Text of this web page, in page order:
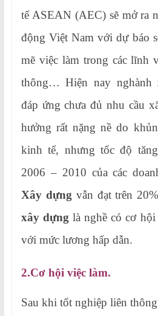
tế ASEAN (AEC) sẽ mở ra
động Việt Nam với dự báo
mẽ việc làm trong các lĩnh
thông… Hiện nay nghành
đáp ứng chưa đủ nhu cầu
hưởng rất nặng nề do
kinh tế, nhưng tốc độ
2006 – 2010 của các
Xây dựng vẫn đạt trên
xây dựng là nghề có cơ
với mức lương hấp dẫn.
2.Cơ hội việc làm.
Sau khi tốt nghiệp liên